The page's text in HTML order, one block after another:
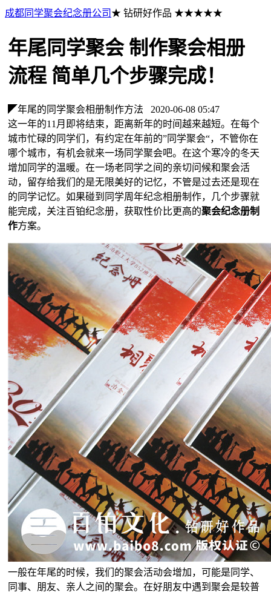
成都同学聚会纪念册公司 ★ 钻研好作品 ★★★★★
年尾同学聚会 制作聚会相册
流程 简单几个步骤完成！
◤年尾的同学聚会相册制作方法
2020-06-08 05:47
这一年的11月即将结束，距离新年的时间越来越短。在每个
城市忙碌的同学们，有约定在年前的”同学聚会“，不管你在
哪个城市，有机会就来一场同学聚会吧。在这个寒冷的冬天
增加同学的温暖。在一场老同学之间的亲切问候和聚会活
动，留存给我们的是无限美好的记忆，不管是过去还是现在
的同学记忆。如果碰到同学周年纪念相册制作，几个步骤就
能完成，关注百铂纪念册，获取性价比更高的聚会纪念册制
作方案。
一般在年尾的时候，我们的聚会活动会增加，可能是同学、
同事、朋友、亲人之间的聚会。在好朋友中遇到聚会是较普